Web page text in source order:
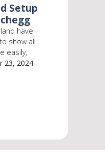
Setup
have
show all
easily,
23, 2024